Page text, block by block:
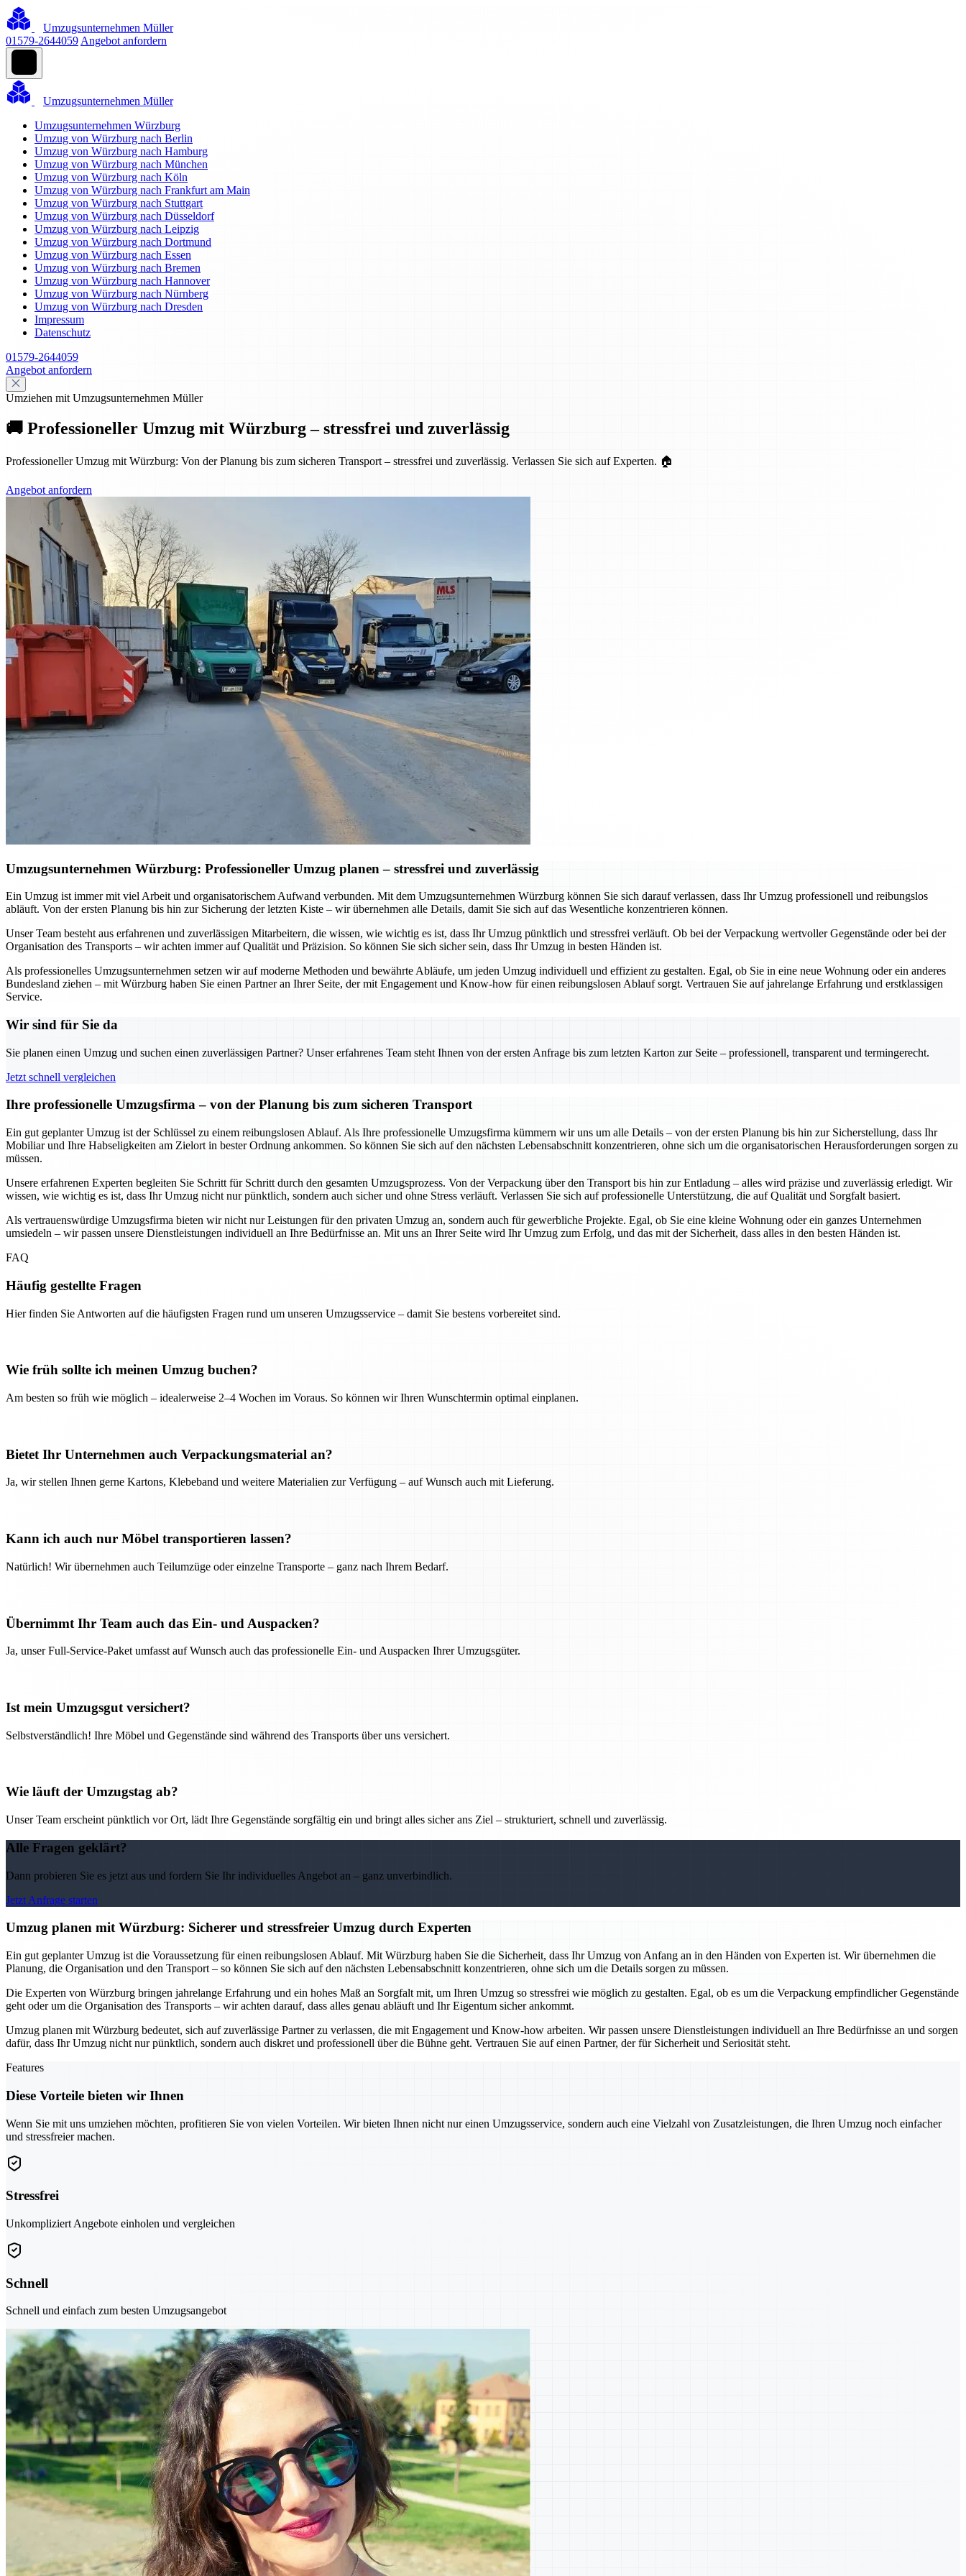
Umzugsunternehmen Müller
01579-2644059 Angebot anfordern
Umzugsunternehmen Müller
Umzugsunternehmen Würzburg
Umzug von Würzburg nach Berlin
Umzug von Würzburg nach Hamburg
Umzug von Würzburg nach München
Umzug von Würzburg nach Köln
Umzug von Würzburg nach Frankfurt am Main
Umzug von Würzburg nach Stuttgart
Umzug von Würzburg nach Düsseldorf
Umzug von Würzburg nach Leipzig
Umzug von Würzburg nach Dortmund
Umzug von Würzburg nach Essen
Umzug von Würzburg nach Bremen
Umzug von Würzburg nach Hannover
Umzug von Würzburg nach Nürnberg
Umzug von Würzburg nach Dresden
Impressum
Datenschutz
01579-2644059
Angebot anfordern
Umziehen mit Umzugsunternehmen Müller
🚚 Professioneller Umzug mit Würzburg – stressfrei und zuverlässig
Professioneller Umzug mit Würzburg: Von der Planung bis zum sicheren Transport – stressfrei und zuverlässig. Verlassen Sie sich auf Experten. 🏠
Angebot anfordern
Umzugsunternehmen Würzburg: Professioneller Umzug planen – stressfrei und zuverlässig
Ein Umzug ist immer mit viel Arbeit und organisatorischem Aufwand verbunden. Mit dem Umzugsunternehmen Würzburg können Sie sich darauf verlassen, dass Ihr Umzug professionell und reibungslos
abläuft. Von der ersten Planung bis hin zur Sicherung der letzten Kiste – wir übernehmen alle Details, damit Sie sich auf das Wesentliche konzentrieren können.
Unser Team besteht aus erfahrenen und zuverlässigen Mitarbeitern, die wissen, wie wichtig es ist, dass Ihr Umzug pünktlich und stressfrei verläuft. Ob bei der Verpackung wertvoller Gegenstände oder bei der
Organisation des Transports – wir achten immer auf Qualität und Präzision. So können Sie sich sicher sein, dass Ihr Umzug in besten Händen ist.
Als professionelles Umzugsunternehmen setzen wir auf moderne Methoden und bewährte Abläufe, um jeden Umzug individuell und effizient zu gestalten. Egal, ob Sie in eine neue Wohnung oder ein anderes
Bundesland ziehen – mit Würzburg haben Sie einen Partner an Ihrer Seite, der mit Engagement und Know-how für einen reibungslosen Ablauf sorgt. Vertrauen Sie auf jahrelange Erfahrung und erstklassigen
Service.
Wir sind für Sie da
Sie planen einen Umzug und suchen einen zuverlässigen Partner? Unser erfahrenes Team steht Ihnen von der ersten Anfrage bis zum letzten Karton zur Seite – professionell, transparent und termingerecht.
Jetzt schnell vergleichen
Ihre professionelle Umzugsfirma – von der Planung bis zum sicheren Transport
Ein gut geplanter Umzug ist der Schlüssel zu einem reibungslosen Ablauf. Als Ihre professionelle Umzugsfirma kümmern wir uns um alle Details – von der ersten Planung bis hin zur Sicherstellung, dass Ihr
Mobiliar und Ihre Habseligkeiten am Zielort in bester Ordnung ankommen. So können Sie sich auf den nächsten Lebensabschnitt konzentrieren, ohne sich um die organisatorischen Herausforderungen sorgen zu
müssen.
Unsere erfahrenen Experten begleiten Sie Schritt für Schritt durch den gesamten Umzugsprozess. Von der Verpackung über den Transport bis hin zur Entladung – alles wird präzise und zuverlässig erledigt. Wir
wissen, wie wichtig es ist, dass Ihr Umzug nicht nur pünktlich, sondern auch sicher und ohne Stress verläuft. Verlassen Sie sich auf professionelle Unterstützung, die auf Qualität und Sorgfalt basiert.
Als vertrauenswürdige Umzugsfirma bieten wir nicht nur Leistungen für den privaten Umzug an, sondern auch für gewerbliche Projekte. Egal, ob Sie eine kleine Wohnung oder ein ganzes Unternehmen
umsiedeln – wir passen unsere Dienstleistungen individuell an Ihre Bedürfnisse an. Mit uns an Ihrer Seite wird Ihr Umzug zum Erfolg, und das mit der Sicherheit, dass alles in den besten Händen ist.
FAQ
Häufig gestellte Fragen
Hier finden Sie Antworten auf die häufigsten Fragen rund um unseren Umzugsservice – damit Sie bestens vorbereitet sind.
Wie früh sollte ich meinen Umzug buchen?
Am besten so früh wie möglich – idealerweise 2–4 Wochen im Voraus. So können wir Ihren Wunschtermin optimal einplanen.
Bietet Ihr Unternehmen auch Verpackungsmaterial an?
Ja, wir stellen Ihnen gerne Kartons, Klebeband und weitere Materialien zur Verfügung – auf Wunsch auch mit Lieferung.
Kann ich auch nur Möbel transportieren lassen?
Natürlich! Wir übernehmen auch Teilumzüge oder einzelne Transporte – ganz nach Ihrem Bedarf.
Übernimmt Ihr Team auch das Ein- und Auspacken?
Ja, unser Full-Service-Paket umfasst auf Wunsch auch das professionelle Ein- und Auspacken Ihrer Umzugsgüter.
Ist mein Umzugsgut versichert?
Selbstverständlich! Ihre Möbel und Gegenstände sind während des Transports über uns versichert.
Wie läuft der Umzugstag ab?
Unser Team erscheint pünktlich vor Ort, lädt Ihre Gegenstände sorgfältig ein und bringt alles sicher ans Ziel – strukturiert, schnell und zuverlässig.
Alle Fragen geklärt?
Dann probieren Sie es jetzt aus und fordern Sie Ihr individuelles Angebot an – ganz unverbindlich.
Jetzt Anfrage starten
Umzug planen mit Würzburg: Sicherer und stressfreier Umzug durch Experten
Ein gut geplanter Umzug ist die Voraussetzung für einen reibungslosen Ablauf. Mit Würzburg haben Sie die Sicherheit, dass Ihr Umzug von Anfang an in den Händen von Experten ist. Wir übernehmen die
Planung, die Organisation und den Transport – so können Sie sich auf den nächsten Lebensabschnitt konzentrieren, ohne sich um die Details sorgen zu müssen.
Die Experten von Würzburg bringen jahrelange Erfahrung und ein hohes Maß an Sorgfalt mit, um Ihren Umzug so stressfrei wie möglich zu gestalten. Egal, ob es um die Verpackung empfindlicher Gegenstände
geht oder um die Organisation des Transports – wir achten darauf, dass alles genau abläuft und Ihr Eigentum sicher ankommt.
Umzug planen mit Würzburg bedeutet, sich auf zuverlässige Partner zu verlassen, die mit Engagement und Know-how arbeiten. Wir passen unsere Dienstleistungen individuell an Ihre Bedürfnisse an und sorgen
dafür, dass Ihr Umzug nicht nur pünktlich, sondern auch diskret und professionell über die Bühne geht. Vertrauen Sie auf einen Partner, der für Sicherheit und Seriosität steht.
Features
Diese Vorteile bieten wir Ihnen
Wenn Sie mit uns umziehen möchten, profitieren Sie von vielen Vorteilen. Wir bieten Ihnen nicht nur einen Umzugsservice, sondern auch eine Vielzahl von Zusatzleistungen, die Ihren Umzug noch einfacher
und stressfreier machen.
Stressfrei
Unkompliziert Angebote einholen und vergleichen
Schnell
Schnell und einfach zum besten Umzugsangebot